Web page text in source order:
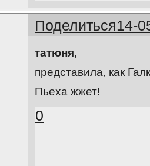
Поделиться14-
татюня,
представила, как
Пьеха жжет!
0